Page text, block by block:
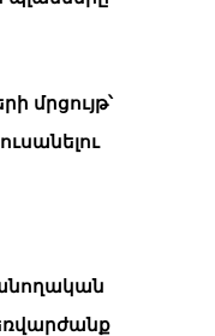
մրցույթ՝